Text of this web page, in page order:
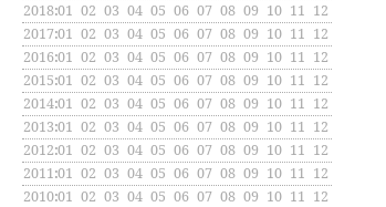
2018:01 02 03 04 05 06 07 08 09 10 11 12
2017:01 02 03 04 05 06 07 08 09 10 11 12
2016:01 02 03 04 05 06 07 08 09 10 11 12
2015:01 02 03 04 05 06 07 08 09 10 11 12
2014:01 02 03 04 05 06 07 08 09 10 11 12
2013:01 02 03 04 05 06 07 08 09 10 11 12
2012:01 02 03 04 05 06 07 08 09 10 11 12
2011:01 02 03 04 05 06 07 08 09 10 11 12
2010:01 02 03 04 05 06 07 08 09 10 11 12